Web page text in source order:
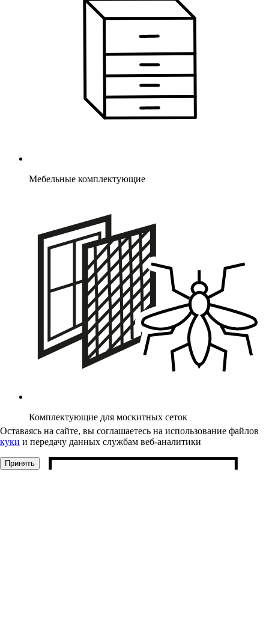
Мебельные комплектующие
Комплектующие для москитных сеток
Оставаясь на сайте, вы соглашаетесь на использование файлов
куки и передачу данных службам веб-аналитики
Принять